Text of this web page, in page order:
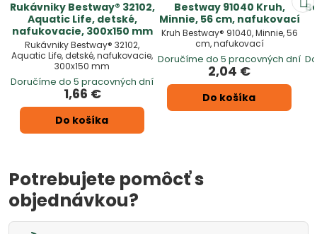
Rukávniky Bestway® 32102,
Aquatic Life, detské,
nafukovacie, 300x150 mm
Rukávniky Bestway® 32102,
Aquatic Life, detské, nafukovacie,
300x150 mm
Doručíme do 5 pracovných dní
1,66 €
Do košíka
Bestway 91040 Kruh,
Minnie, 56 cm, nafukovací
Kruh Bestway® 91040, Minnie, 56
cm, nafukovací
Doručíme do 5 pracovných dní
2,04 €
Do košíka
Potrebujete pomôcť s
objednávkou?